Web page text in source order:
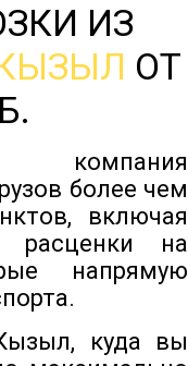
ИЗ
ОТ
компания
более чем
включая
на
напрямую
куда вы